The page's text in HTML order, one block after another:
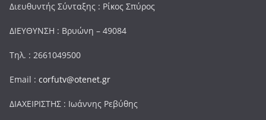
Διευθυντής Σύνταξης : Ρίκος Σπύρος
ΔΙΕΥΘΥΝΣΗ : Βρυώνη – 49084
Τηλ. : 2661049500
Email : corfutv@otenet.gr
ΔΙΑΧΕΙΡΙΣΤΗΣ : Ιωάννης Ρεβύθης